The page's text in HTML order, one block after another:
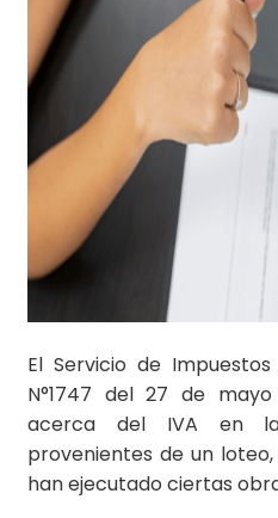
El Servicio de
N°1747 del 27 de
acerca del IVA en
provenientes de un
han ejecutado ciertas